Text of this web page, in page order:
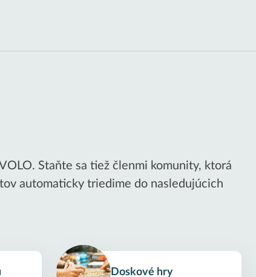
Staňte sa tiež členmi komunity, ktorá
automaticky triedime do nasledujúcich
Doskové hry